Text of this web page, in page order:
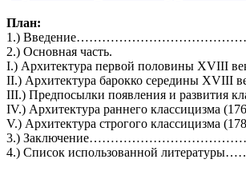
План:
1.)
2.) Основная часть.
I.) Архитектура первой половины
II.) Архитектура барокко середины
III.) Предпосылки появления и
IV.) Архитектура раннего классицизма
V.) Архитектура строгого классицизма
3.)
4.) Список использованной